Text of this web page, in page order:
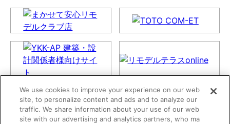
We use cookies to improve your experience on our web
site, to personalize content and ads and to analyze our
traffic. We share information about your use of our web
site with our advertising and analytics partners, who ma